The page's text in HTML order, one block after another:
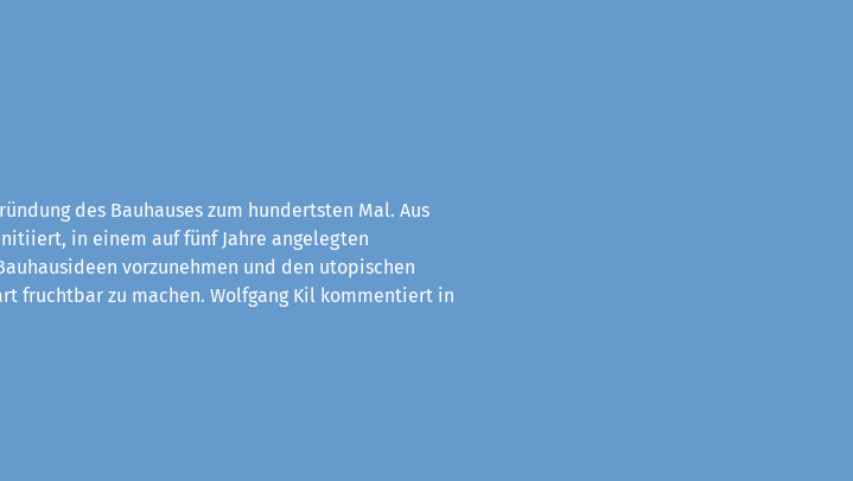
des Bauhauses zum hundertsten Mal. Aus
in einem auf fünf Jahre angelegten
vorzunehmen und den utopischen
fruchtbar zu machen. Wolfgang Kil kommentiert in